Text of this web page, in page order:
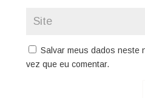
Salvar meus dados neste
vez que eu comentar.